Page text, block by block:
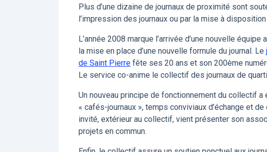
Plus d’une dizaine de journaux de proximité sont
l’impression des journaux ou par la mise à
L’année 2008 marque l’arrivée d’une nouvelle équipe
la mise en place d’une nouvelle formule du journal. Le
de Saint Pierre fête ses 20 ans et son 200ème
Le service co-anime le collectif des journaux de
Un nouveau principe de fonctionnement du collectif a
« cafés-journaux », temps conviviaux d’échange et
invité, extérieur au collectif, vient présenter son
projets en commun.